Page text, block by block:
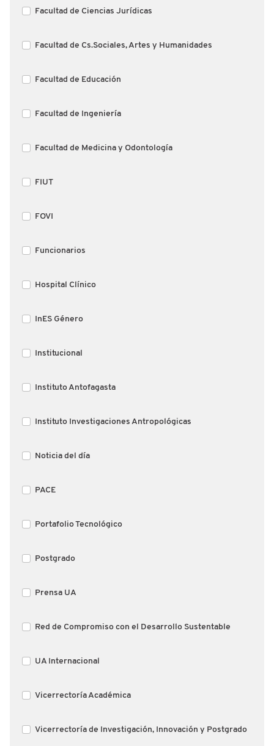
Facultad de Ciencias Jurídicas
Facultad de Cs.Sociales, Artes y Humanidades
Facultad de Educación
Facultad de Ingeniería
Facultad de Medicina y Odontología
FIUT
FOVI
Funcionarios
Hospital Clínico
InES Género
Institucional
Instituto Antofagasta
Instituto Investigaciones Antropológicas
Noticia del día
PACE
Portafolio Tecnológico
Postgrado
Prensa UA
Red de Compromiso con el Desarrollo Sustentable
UA Internacional
Vicerrectoría Académica
Vicerrectoría de Investigación, Innovación y Postgrado